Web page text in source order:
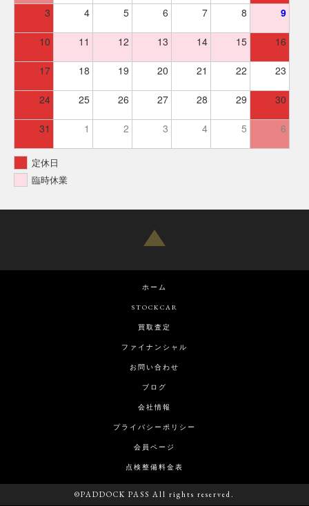
3 4 5 6 7 8 9
10 11 12 13 14 15 16
17 18 19 20 21 22 23
24 25 26 27 28 29 30
31 1 2 3 4 5 6
定休日
臨時休業
ホーム
STOCKCAR
買取査定
ファイナンシャル
お問い合わせ
ブログ
会社情報
プライバシーポリシー
会員ページ
点検整備料金表
©PADDOCK PASS All rights reserved.